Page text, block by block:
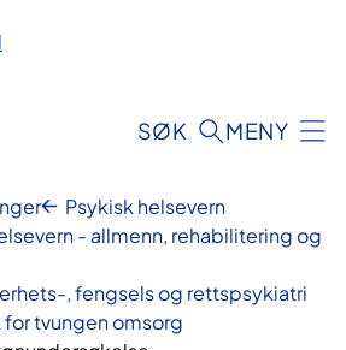
SØK MENY
Psykisk helsevern
- allmenn, rehabilitering og
, fengsels og rettspsykiatri
tvungen omsorg